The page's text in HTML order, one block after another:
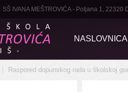
SŠ IVANA MEŠTROVIĆA - Poljana 1,
NASLOVNICA
Raspored dopunskog rada u školskoj